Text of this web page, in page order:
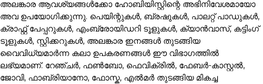
അലങ്കാര ആവശ്യങ്ങൾക്കോ ഹോബിയിസ്റ്റിന്റെ അഭിനിവേശമായോ
അവ ഉപയോഗിക്കുന്നു. പെയിന്റുകൾ, ബ്രഷുകൾ, പാലറ്റ് പാഡുകൾ,
ക്രാഫ്റ്റ് പേപ്പറുകൾ, എംബ്രോയിഡറി ടൂളുകൾ, ക്യാൻവാസ്, കട്ടിംഗ്
ടൂളുകൾ, സ്റ്റിക്കറുകൾ, അലങ്കാര ഇനങ്ങൾ തുടങ്ങിയ
വൈവിധ്യമാർന്ന കലാ ഉപകരണങ്ങൾ ഈ വിഭാഗത്തിൽ
ലഭ്യമാണ്. റേഞ്ചർ, ഫൺബോ, ഫെവിക്രിൽ, ഫേബർ-കാസ്റ്റൽ,
ജോവി, ഫാബ്രിയാനോ, ഫോസ്ക, എൽമർ തുടങ്ങിയ മികച്ച